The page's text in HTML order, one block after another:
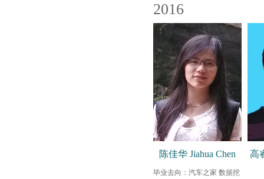
2016
陈佳华 Jiahua Chen
毕业去向：汽车之家 数据挖
高